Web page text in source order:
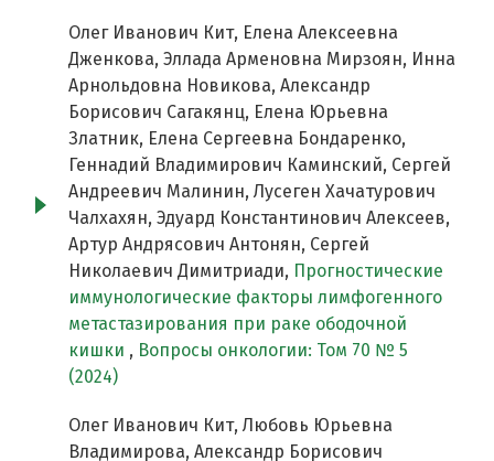
Олег Иванович Кит, Елена Алексеевна
Дженкова, Эллада Арменовна Мирзоян, Инна
Арнольдовна Новикова, Александр
Борисович Сагакянц, Елена Юрьевна
Златник, Елена Сергеевна Бондаренко,
Геннадий Владимирович Каминский, Сергей
Андреевич Малинин, Лусеген Хачатурович
Чалхахян, Эдуард Константинович Алексеев,
Артур Андрясович Антонян, Сергей
Николаевич Димитриади, Прогностические
иммунологические факторы лимфогенного
метастазирования при раке ободочной
кишки , Вопросы онкологии: Том 70 № 5
(2024)
Олег Иванович Кит, Любовь Юрьевна
Владимирова, Александр Борисович